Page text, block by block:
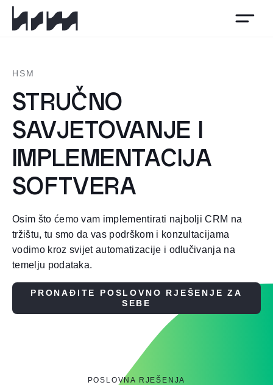
HSM
HSM
STRUČNO
SAVJETOVANJE I
IMPLEMENTACIJA
SOFTVERA
Osim što ćemo vam implementirati najbolji CRM na
tržištu, tu smo da vas podrškom i konzultacijama
vodimo kroz svijet automatizacije i odlučivanja na
temelju podataka.
PRONAĐITE POSLOVNO RJEŠENJE ZA
SEBE
POSLOVNA RJEŠENJA